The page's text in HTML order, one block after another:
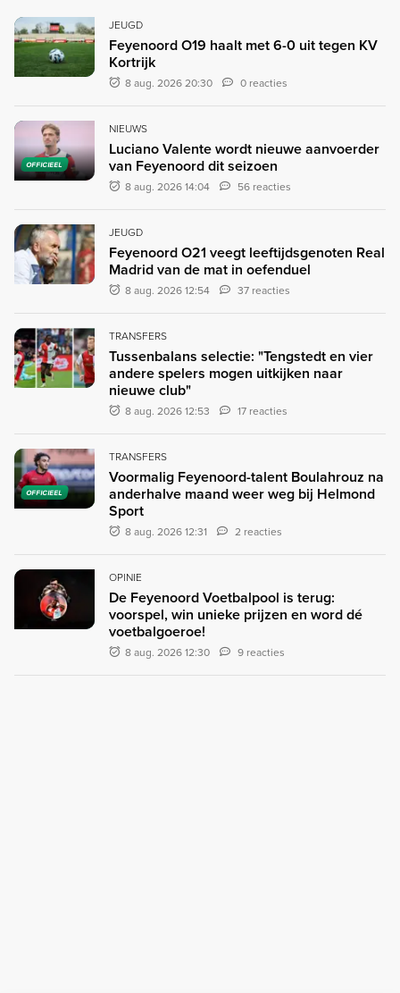
JEUGD
Feyenoord O19 haalt met 6-0 uit tegen KV
Kortrijk
8 aug. 2026 20:30 0 reacties
OFFICIEEL
NIEUWS
Luciano Valente wordt nieuwe aanvoerder
van Feyenoord dit seizoen
8 aug. 2026 14:04 56 reacties
JEUGD
Feyenoord O21 veegt leeftijdsgenoten Real
Madrid van de mat in oefenduel
8 aug. 2026 12:54 37 reacties
TRANSFERS
Tussenbalans selectie: "Tengstedt en vier
andere spelers mogen uitkijken naar
nieuwe club"
8 aug. 2026 12:53 17 reacties
OFFICIEEL
TRANSFERS
Voormalig Feyenoord-talent Boulahrouz na
anderhalve maand weer weg bij Helmond
Sport
8 aug. 2026 12:31 2 reacties
OPINIE
De Feyenoord Voetbalpool is terug:
voorspel, win unieke prijzen en word dé
voetbalgoeroe!
8 aug. 2026 12:30 9 reacties